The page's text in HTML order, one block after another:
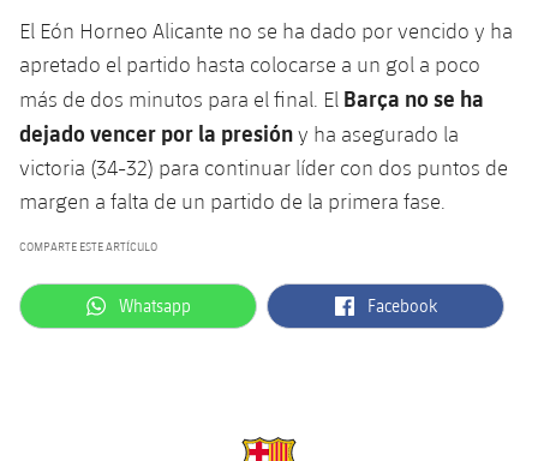
Palmarés
Infantil B
Resultados
Clasificaciones
Jugadors
Fotos
Historia
Resultados
Jugadores
Clasificaciones
Juvenil
Cadete
Infantil
PLUSICON
MÁS
Primer equipo
Actualidad
Entradas
Barça Atlètic
Actualidad
Calendario
Base
plusicon
más
Actualidad
Campus Verano
Información general
El Eón Horneo Alicante no se ha dado por vencido y ha
apretado el partido hasta colocarse a un gol a poco
más de dos minutos para el final. El Barça no se ha
dejado vencer por la presióny ha asegurado la
victoria (34-32) para continuar líder con dos puntos de
margen a falta de un partido de la primera fase.
COMPARTE ESTE ARTÍCULO
label.aria.whatsapp
Whatsapp label.aria.facebook
Facebook